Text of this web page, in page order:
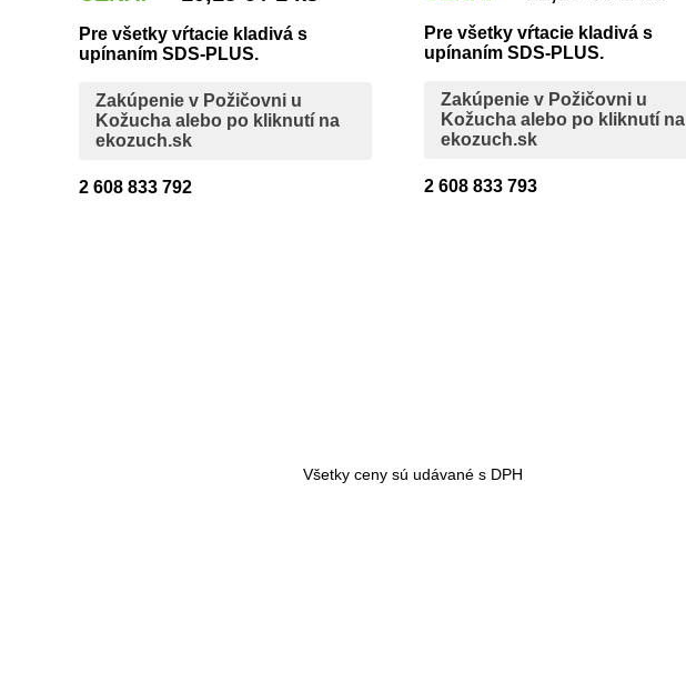
Pre všetky vŕtacie kladivá s
upínaním SDS-PLUS.
Zakúpenie v Požičovni u
Kožucha alebo po kliknutí na
ekozuch.sk
2 608 833 792
Pre všetky vŕtacie kladivá s
upínaním SDS-PLUS.
Zakúpenie v Požičovni u
Kožucha alebo po kliknutí na
ekozuch.sk
2 608 833 793
Všetky ceny sú udávané s DPH